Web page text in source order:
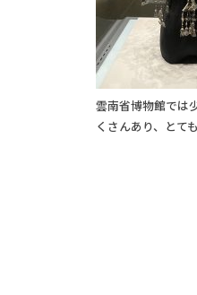
雲南省博物館では
くさんあり、とて